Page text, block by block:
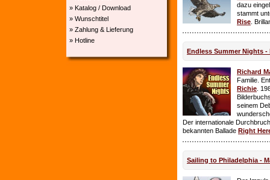
» Katalog / Download
» Wunschtitel
» Zahlung & Lieferung
» Hotline
dazu
stammt
Rise .
Endless Summer Nights -
Richard
Familie.
Richie .
seinem
Der internationale
bekannten Ballade Right
Sailing to Philadelphia -